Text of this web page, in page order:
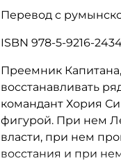
Перевод с
ISBN 978-5-9216-
Преемник
восстанавливать
командант Хория
фигурой. При нем
власти, при нем
восстания и при